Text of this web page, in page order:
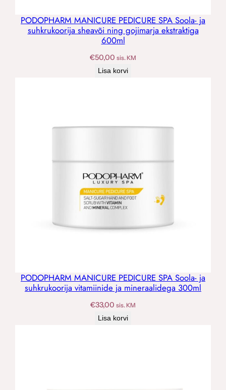
PODOPHARM MANICURE PEDICURE SPA Soola- ja
suhkrukoorija sheavõi ning gojimarja ekstraktiga
600ml
€50,00 sis. KM
Lisa korvi
PODOPHARM MANICURE PEDICURE SPA Soola- ja
suhkrukoorija vitamiinide ja mineraalidega 300ml
€33,00 sis. KM
Lisa korvi